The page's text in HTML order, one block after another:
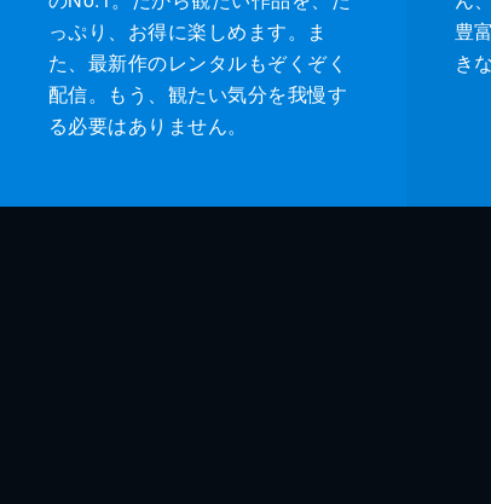
っぷり、お得に楽しめます。ま
た、最新作のレンタルもぞくぞく
配信。もう、観たい気分を我慢す
る必要はありません。
豊
き